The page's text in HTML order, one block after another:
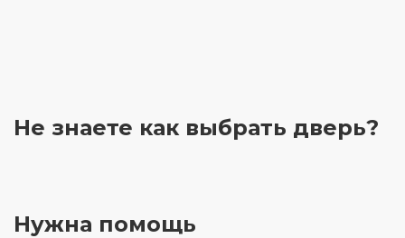
Не знаете как выбрать дверь?
Нужна помощь